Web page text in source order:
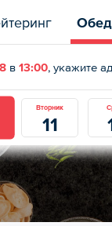
в 13:00, укажите
Вторник
11